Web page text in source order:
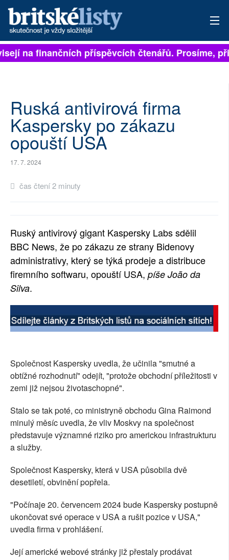
PŘIHLÁSIT
ARCHIV
ROZHOVORY
TÉMATA
SOCIÁLNÍ SÍTĚ
RUBRIKY
PLNÁ VERZE STRÁNEK
na finančních příspěvcích čtenářů. Prosíme,
Ruská antivirová firma
Kaspersky po zákazu
opouští USA
17. 7. 2024
čas čtení 2 minuty
Ruský antivirový gigant Kaspersky Labs sdělil
BBC News, že po zákazu ze strany Bidenovy
administrativy, který se týká prodeje a distribuce
firemního softwaru, opouští USA, píše João da
Silva.
Společnost Kaspersky uvedla, že učinila "smutné a
obtížné rozhodnutí" odejít, "protože obchodní příležitosti v
zemi již nejsou životaschopné".
Stalo se tak poté, co ministryně obchodu Gina Raimond
minulý měsíc uvedla, že vliv Moskvy na společnost
představuje významné riziko pro americkou infrastrukturu
a služby.
Společnost Kaspersky, která v USA působila dvě
desetiletí, obvinění popřela.
"Počínaje 20. červencem 2024 bude Kaspersky postupně
ukončovat své operace v USA a rušit pozice v USA,"
uvedla firma v prohlášení.
Její americké webové stránky již přestaly prodávat